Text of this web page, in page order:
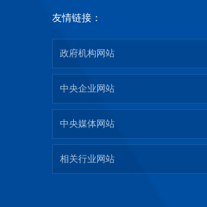
友情链接：
政府机构网站
中央企业网站
中央媒体网站
相关行业网站